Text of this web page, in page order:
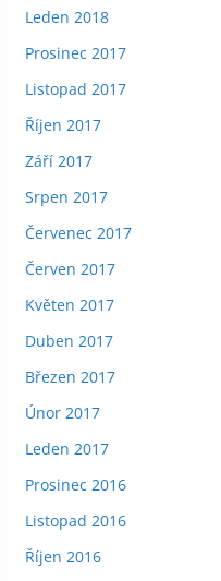
Leden 2018
Prosinec 2017
Listopad 2017
Říjen 2017
Září 2017
Srpen 2017
Červenec 2017
Červen 2017
Květen 2017
Duben 2017
Březen 2017
Únor 2017
Leden 2017
Prosinec 2016
Listopad 2016
Říjen 2016